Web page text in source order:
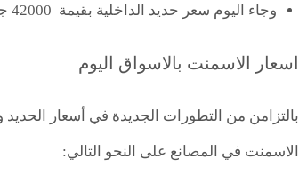
وجاء اليوم سعر حديد الداخلية بقيمة 42000 جنيهًا.
اسعار الاسمنت بالاسواق اليوم
بالتزامن من التطورات الجديدة في أسعار الحديد
الاسمنت في المصانع على النحو التالي: